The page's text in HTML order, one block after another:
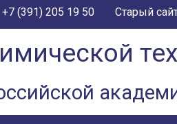
+7 (391) 205 19 50 Старый